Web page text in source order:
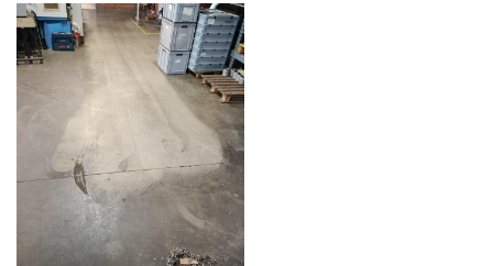
ACCUEIL
DÉMARCHE
AVANT/APRÈS
GALERIE